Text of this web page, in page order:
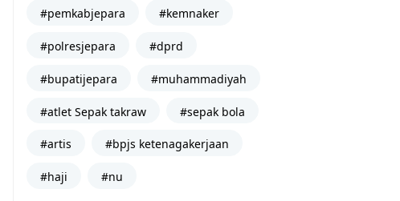
#pemkabjepara #kemnaker
#polresjepara #dprd
#bupatijepara #muhammadiyah
#atlet Sepak takraw #sepak bola
#artis #bpjs ketenagakerjaan
#haji #nu